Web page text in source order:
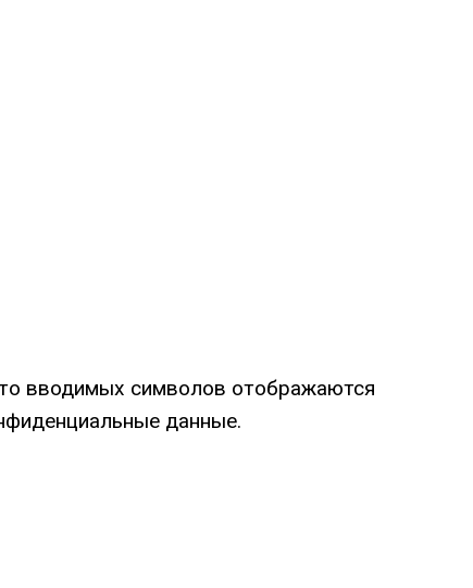
вводимых символов отображаются
данные.